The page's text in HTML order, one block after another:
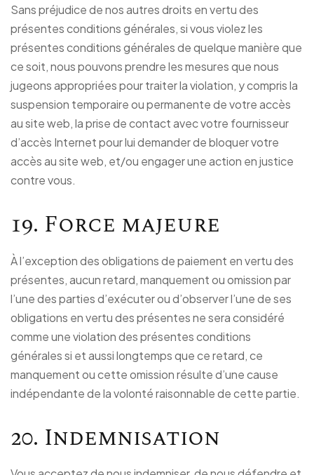
Sans préjudice de nos autres droits en vertu des
présentes conditions générales, si vous violez les
présentes conditions générales de quelque manière que
ce soit, nous pouvons prendre les mesures que nous
jugeons appropriées pour traiter la violation, y compris la
suspension temporaire ou permanente de votre accès
au site web, la prise de contact avec votre fournisseur
d’accès Internet pour lui demander de bloquer votre
accès au site web, et/ou engager une action en justice
contre vous.
19. Force majeure
À l’exception des obligations de paiement en vertu des
présentes, aucun retard, manquement ou omission par
l’une des parties d’exécuter ou d’observer l’une de ses
obligations en vertu des présentes ne sera considéré
comme une violation des présentes conditions
générales si et aussi longtemps que ce retard, ce
manquement ou cette omission résulte d’une cause
indépendante de la volonté raisonnable de cette partie.
20. Indemnisation